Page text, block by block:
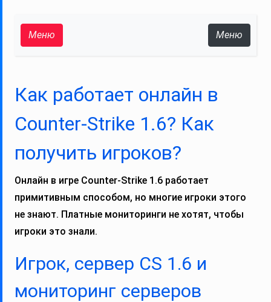
Меню Меню
Как работает онлайн в
Counter‑Strike 1.6? Как
получить игроков?
Онлайн в игре Counter‑Strike 1.6 работает
примитивным способом, но многие игроки этого
не знают. Платные мониторинги не хотят, чтобы
игроки это знали.
Игрок, сервер CS 1.6 и
мониторинг серверов